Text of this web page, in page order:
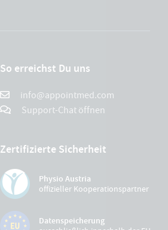
So erreichst Du uns
info@appointmed.com
Support-Chat öffnen
Zertifizierte Sicherheit
Physio Austria
offizieller Kooperationspartner
Datenspeicherung